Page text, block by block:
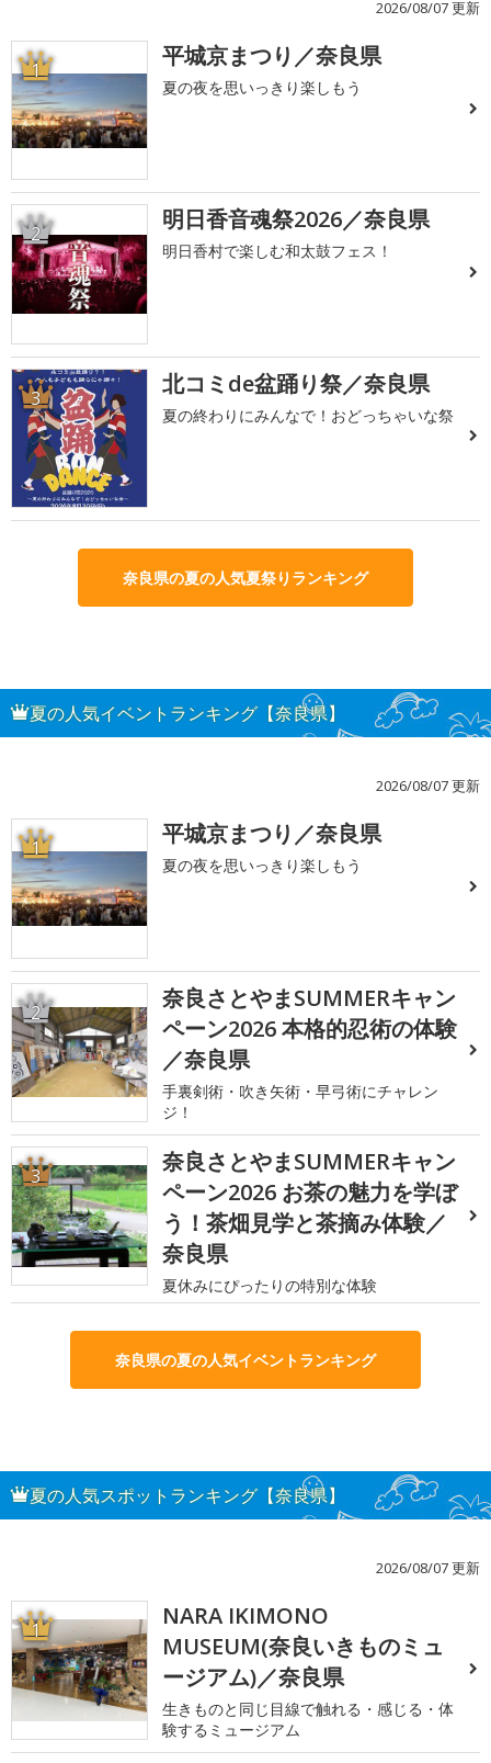
2026/08/07 更新
1 平城京まつり／奈良県
夏の夜を思いっきり楽しもう
2 明日香音魂祭2026／奈良県
明日香村で楽しむ和太鼓フェス！
3 北コミde盆踊り祭／奈良県
夏の終わりにみんなで！おどっちゃいな祭
奈良県の夏の人気夏祭りランキング
夏の人気イベントランキング【奈良県】
2026/08/07 更新
1 平城京まつり／奈良県
夏の夜を思いっきり楽しもう
2
奈良さとやまSUMMERキャン
ペーン2026 本格的忍術の体験
／奈良県
手裏剣術・吹き矢術・早弓術にチャレン
ジ！
3
奈良さとやまSUMMERキャン
ペーン2026 お茶の魅力を学ぼ
う！茶畑見学と茶摘み体験／
奈良県
夏休みにぴったりの特別な体験
奈良県の夏の人気イベントランキング
夏の人気スポットランキング【奈良県】
2026/08/07 更新
1
NARA IKIMONO
MUSEUM(奈良いきものミュ
ージアム)／奈良県
生きものと同じ目線で触れる・感じる・体
験するミュージアム